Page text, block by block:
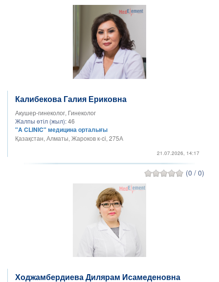
Калибекова Галия Ериковна
Акушер-гинеколог, Гинеколог
Жалпы өтіл (жыл):46
"A CLINIC" медицина орталығы
Қазақстан, Алматы, Жароков к-ci, 275А
21.07.2026, 14:17
(0 / 0)
Ходжамбердиева Дилярам Исамеденовна